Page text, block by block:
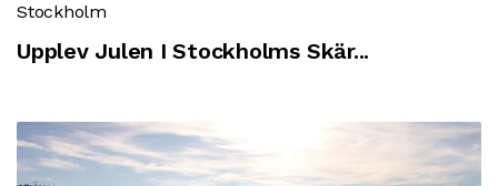
Stockholm
Upplev Julen I Stockholms Skär...